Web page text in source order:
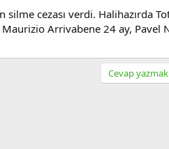
cezası verdi. Halihazırda
Arrivabene 24 ay, Pavel
Cevap